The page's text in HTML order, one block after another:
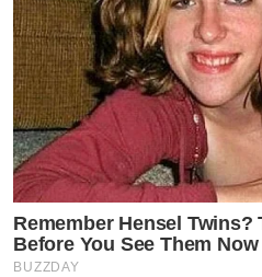
Remember Hensel Twins?
Before You See Them Now
BUZZDAY